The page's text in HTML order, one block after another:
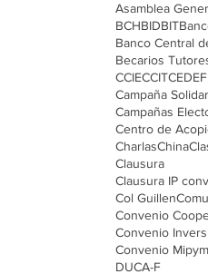
Asamblea
BCHBIDBIT
Banco Central
Becarios
CCIECCIT
Campaña
Campañas
Centro de
CharlasChina
Clausura
Clausura IP
Col Guillen
Convenio
Convenio
DUCA-F